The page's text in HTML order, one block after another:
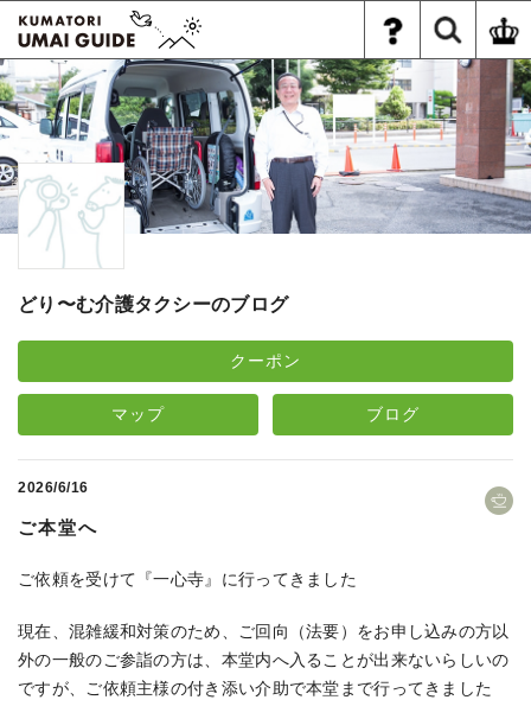
どり〜む介護タクシーのブログ
クーポン
マップ ブログ
2026/6/16
ご本堂へ
ご依頼を受けて『一心寺』に行ってきました
現在、混雑緩和対策のため、ご回向（法要）をお申し込みの方以
外の一般のご参詣の方は、本堂内へ入ることが出来ないらしいの
ですが、ご依頼主様の付き添い介助で本堂まで行ってきました